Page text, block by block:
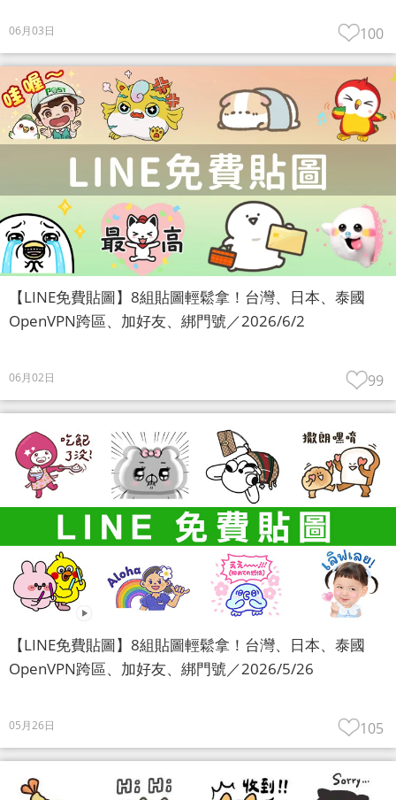
06月03日 100
【LINE免費貼圖】8組貼圖輕鬆拿！台灣、日本、泰國
OpenVPN跨區、加好友、綁門號／2026/6/2
06月02日 99
【LINE免費貼圖】8組貼圖輕鬆拿！台灣、日本、泰國
OpenVPN跨區、加好友、綁門號／2026/5/26
05月26日 105